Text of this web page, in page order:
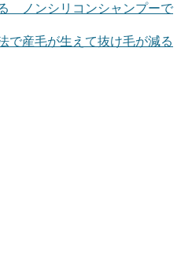
ノンシリコンシャンプーで
で産毛が生えて抜け毛が減る